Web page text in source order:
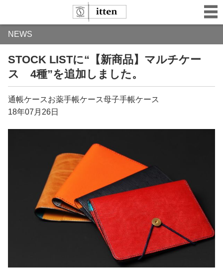
NEWS
STOCK LISTに“【新商品】マルチケー
ス 4種”を追加しました。
通帳ケースお薬手帳ケース母子手帳ケース
18年07月26日